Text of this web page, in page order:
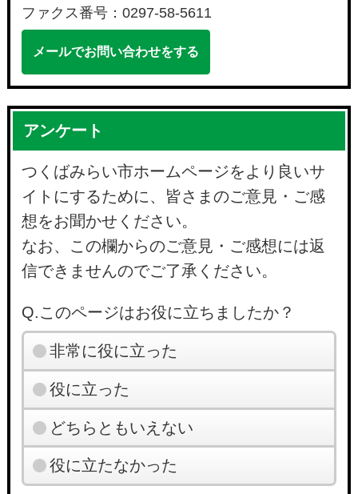
ファクス番号：0297-58-5611
メールでお問い合わせをする
アンケート
つくばみらい市ホームページをより良いサ
イトにするために、皆さまのご意見・ご感
想をお聞かせください。
なお、この欄からのご意見・ご感想には返
信できませんのでご了承ください。
Q.このページはお役に立ちましたか？
非常に役に立った
役に立った
どちらともいえない
役に立たなかった